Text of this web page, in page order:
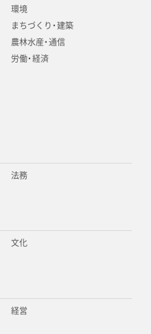
環境
まちづくり・建築
農林水産・通信
労働・経済
法務
文化
経営